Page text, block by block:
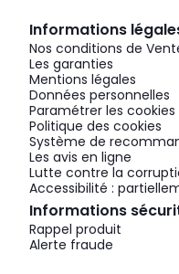
Informations
Nos conditions de
Les garanties
Mentions légales
Données personnelles
Paramétrer les cookies
Politique des cookies
Système de
Les avis en ligne
Lutte contre la
Accessibilité :
Informations
Rappel produit
Alerte fraude